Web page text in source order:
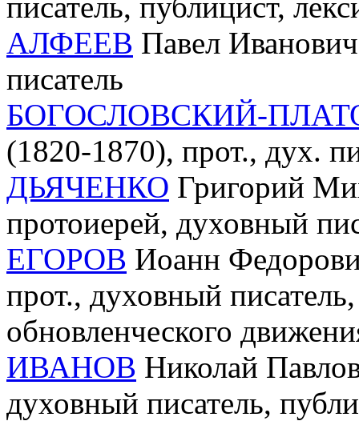
АЛФЕЕВ Павел
писатель
БОГОСЛОВСКИЙ-
(1820-1870), прот., дух.
ДЬЯЧЕНКО Григорий
протоиерей, духовный
ЕГОРОВ Иоанн
прот., духовный
обновленческого
ИВАНОВ Николай
духовный писатель,